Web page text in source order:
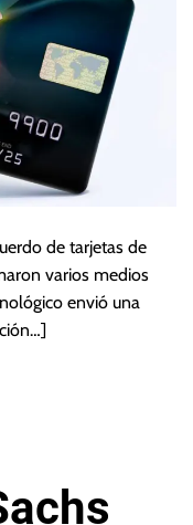
de tarjetas de
varios medios
envió una